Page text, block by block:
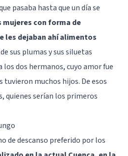
pasaba hasta que un día se
mujeres con forma de
les dejaban ahí alimentos
sus plumas y sus siluetas
dos hermanos, cuyo amor fue
tuvieron muchos hijos. De esos
quienes serían los primeros
de descanso preferido por los